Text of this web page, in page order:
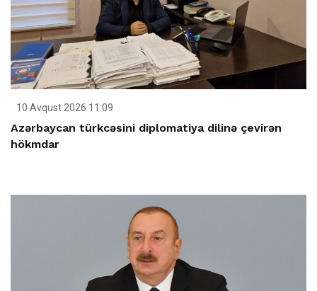
10 Avqust 2026 11:09
Azərbaycan türkcəsini diplomatiya dilinə çevirən
hökmdar